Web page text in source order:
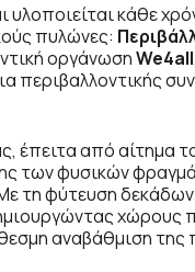
υλοποιείται κάθε
πυλώνες:
οργάνωσηWe4all
περιβαλλοντικής
έπειτα από αίτημα
των φυσικών
τη φύτευση
χώρους
αναβάθμιση της